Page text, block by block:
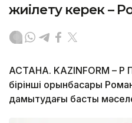
жиілету керек –
АСТАНА. KAZINFORM – ҚР
бірінші орынбасары
дамытудағы басты